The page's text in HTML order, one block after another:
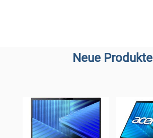
Neue Produkte